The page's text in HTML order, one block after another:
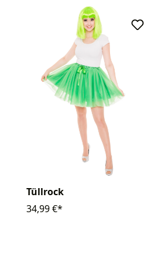
Tüllrock
34,99 €*